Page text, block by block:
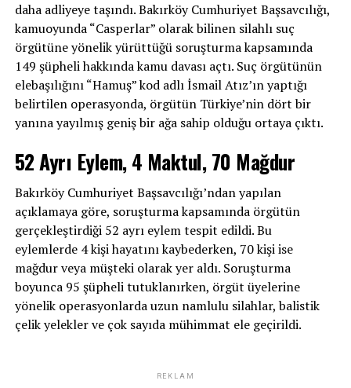
daha adliyeye taşındı. Bakırköy Cumhuriyet Başsavcılığı,
kamuoyunda “Casperlar” olarak bilinen silahlı suç
örgütüne yönelik yürüttüğü soruşturma kapsamında
149 şüpheli hakkında kamu davası açtı. Suç örgütünün
elebaşılığını “Hamuş” kod adlı İsmail Atız’ın yaptığı
belirtilen operasyonda, örgütün Türkiye’nin dört bir
yanına yayılmış geniş bir ağa sahip olduğu ortaya çıktı.
52 Ayrı Eylem, 4 Maktul, 70 Mağdur
Bakırköy Cumhuriyet Başsavcılığı’ndan yapılan
açıklamaya göre, soruşturma kapsamında örgütün
gerçekleştirdiği 52 ayrı eylem tespit edildi. Bu
eylemlerde 4 kişi hayatını kaybederken, 70 kişi ise
mağdur veya müşteki olarak yer aldı. Soruşturma
boyunca 95 şüpheli tutuklanırken, örgüt üyelerine
yönelik operasyonlarda uzun namlulu silahlar, balistik
çelik yelekler ve çok sayıda mühimmat ele geçirildi.
REKLAM